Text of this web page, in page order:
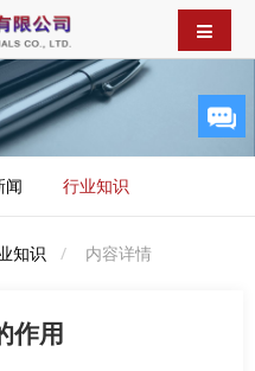
闻 行业知识
知识 内容详情
作用